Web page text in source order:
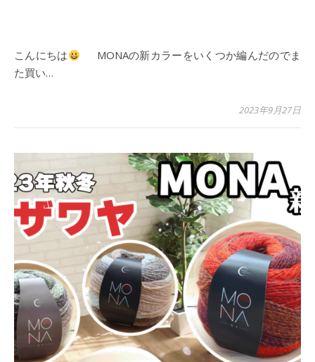
こんにちは
MONAの新カラーをいくつか編んだのでま
た買い…
2023年9月27日